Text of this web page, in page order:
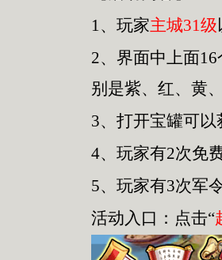
1、玩家主城31级
2、界面中上面
别是紫、红、黄
3、打开宝罐可
4、玩家有2次免
5、玩家有3次军
活动入口：点击“